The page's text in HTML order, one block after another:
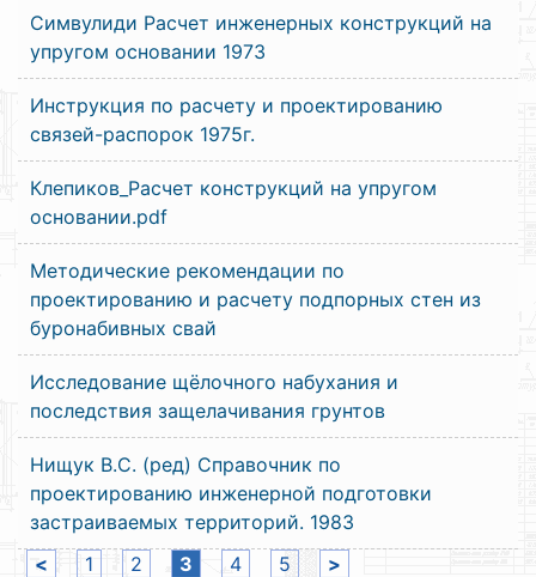
Симвулиди Расчет инженерных конструкций на
упругом основании 1973
Инструкция по расчету и проектированию
связей-распорок 1975г.
Клепиков_Расчет конструкций на упругом
основании.pdf
Методические рекомендации по
проектированию и расчету подпорных стен из
буронабивных свай
Исследование щёлочного набухания и
последствия защелачивания грунтов
Нищук В.С. (ред) Справочник по
проектированию инженерной подготовки
застраиваемых территорий. 1983
<
1 2 3 4 5 >